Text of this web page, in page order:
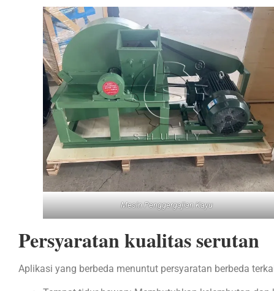
Mesin Penggergajian Kayu
Persyaratan kualitas serutan
Aplikasi yang berbeda menuntut persyaratan berbeda